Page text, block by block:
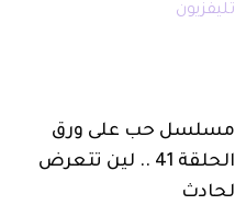
تليفزيون
مسلسل حب على ورق
الحلقة 41 .. لين تتعرض
لحادث